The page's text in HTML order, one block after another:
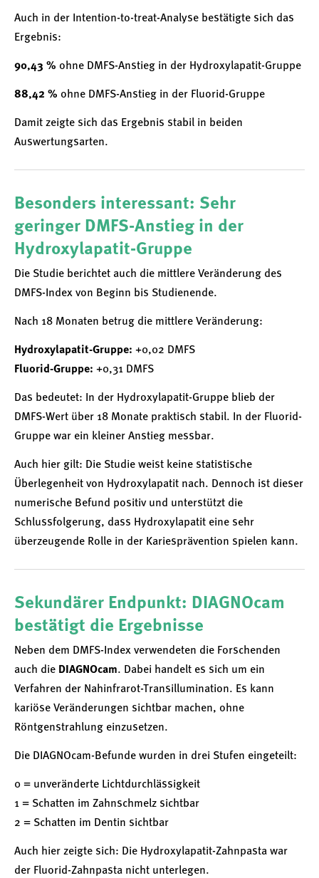
Auch in der Intention-to-treat-Analyse bestätigte sich das
Ergebnis:
90,43 % ohne DMFS-Anstieg in der Hydroxylapatit-Gruppe
88,42 % ohne DMFS-Anstieg in der Fluorid-Gruppe
Damit zeigte sich das Ergebnis stabil in beiden
Auswertungsarten.
Besonders interessant: Sehr
geringer DMFS-Anstieg in der
Hydroxylapatit-Gruppe
Die Studie berichtet auch die mittlere Veränderung des
DMFS-Index von Beginn bis Studienende.
Nach 18 Monaten betrug die mittlere Veränderung:
Hydroxylapatit-Gruppe: +0,02 DMFS
Fluorid-Gruppe: +0,31 DMFS
Das bedeutet: In der Hydroxylapatit-Gruppe blieb der
DMFS-Wert über 18 Monate praktisch stabil. In der Fluorid-
Gruppe war ein kleiner Anstieg messbar.
Auch hier gilt: Die Studie weist keine statistische
Überlegenheit von Hydroxylapatit nach. Dennoch ist dieser
numerische Befund positiv und unterstützt die
Schlussfolgerung, dass Hydroxylapatit eine sehr
überzeugende Rolle in der Kariesprävention spielen kann.
Sekundärer Endpunkt: DIAGNOcam
bestätigt die Ergebnisse
Neben dem DMFS-Index verwendeten die Forschenden
auch die DIAGNOcam. Dabei handelt es sich um ein
Verfahren der Nahinfrarot-Transillumination. Es kann
kariöse Veränderungen sichtbar machen, ohne
Röntgenstrahlung einzusetzen.
Die DIAGNOcam-Befunde wurden in drei Stufen eingeteilt:
0 = unveränderte Lichtdurchlässigkeit
1 = Schatten im Zahnschmelz sichtbar
2 = Schatten im Dentin sichtbar
Auch hier zeigte sich: Die Hydroxylapatit-Zahnpasta war
der Fluorid-Zahnpasta nicht unterlegen.